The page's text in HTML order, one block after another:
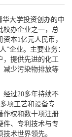
华大学投资创办的中
校办企业之一，总
本1亿元人民币，
”企业。主要业务：
，提供先进的化工
减少污染物排放等
经过20多年持续不
项工艺和设备专
作权和数十项注册
件、专利技术与专
术世界领先。